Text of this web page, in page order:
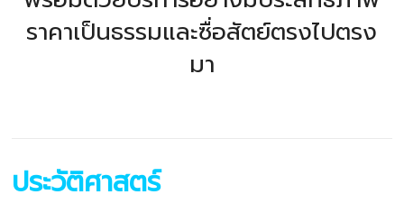
ราคาเป็นธรรมและซื่อสัตย์ตรงไปตรง
มา
ประวัติศาสตร์